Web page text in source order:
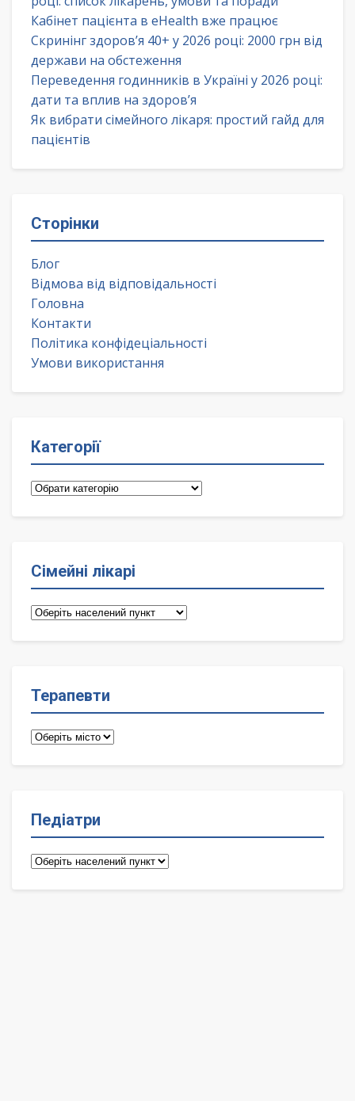
Кабінет пацієнта в eHealth вже працює
Скринінг здоров’я 40+ у 2026 році: 2000 грн від
держави на обстеження
Переведення годинників в Україні у 2026 році:
дати та вплив на здоров’я
Як вибрати сімейного лікаря: простий гайд для
пацієнтів
Сторінки
Блог
Відмова від відповідальності
Головна
Контакти
Політика конфідеціальності
Умови використання
Категорії
Категорії
Сімейні лікарі
Сімейні
Терапевти
Терапевти
Педіатри
Педіатри